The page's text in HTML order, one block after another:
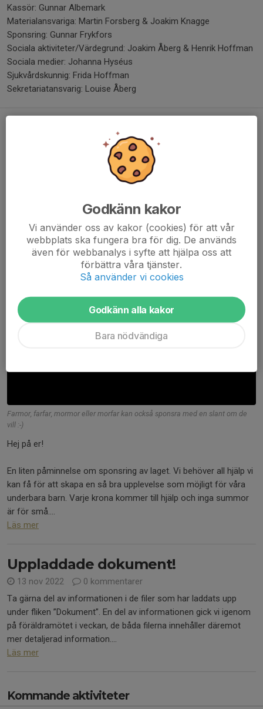
Kassör: Gunnar Albemark
Materialansvariga: Martin Forsberg & Joakim Knagge
Sponsring: Gunnar Frykfors
Sociala aktiviteter/Värdegrund: Joakim Åberg & Henrik Hoffman
Sociala medier: Johanna Hyséus
Sjukvårdskunnig: Frida Hoffman
Sekretariatansvarig: Louise Åberg
Påminnelse om sponsring av laget
0 kommentarer
Farmor, farfar, mormor eller morfar kan också sponsra med en slant om de
vill :-)
Hej på er!
En liten påminnelse om sponsring av laget. Vi behöver all hjälp vi
kan få för att skapa en så bra upplevelse som möjligt för våra
underbara barn. Varje krona kommer till hjälp och inga summor
är för små....
Läs mer
Uppladdade dokument!
13 nov 2022
0 kommentarer
Ta gärna del av informationen i de filer som har laddats upp
under fliken ”Dokument”. En del av informationen gick vi igenom
på föräldramötet i veckan, de båda filerna innehåller däremot
mer detaljerad information....
Läs mer
Kommande aktiviteter
Godkänn kakor
Vi använder oss av kakor (cookies) för att vår
webbplats ska fungera bra för dig. De används
även för webbanalys i syfte att hjälpa oss att
förbättra våra tjänster.
Så använder vi cookies
Godkänn alla kakor
Bara nödvändiga